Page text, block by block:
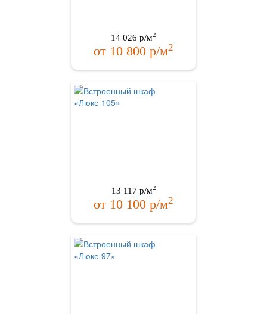
14 026 р/м2
от 10 800 р/м2
13 117 р/м2
от 10 100 р/м2